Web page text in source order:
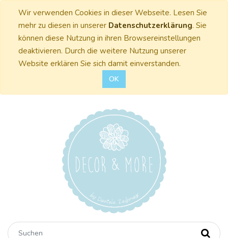
Wir verwenden Cookies in dieser Webseite. Lesen Sie
mehr zu diesen in unserer Datenschutzerklärung. Sie
können diese Nutzung in ihren Browsereinstellungen
deaktivieren. Durch die weitere Nutzung unserer
Website erklären Sie sich damit einverstanden.
OK